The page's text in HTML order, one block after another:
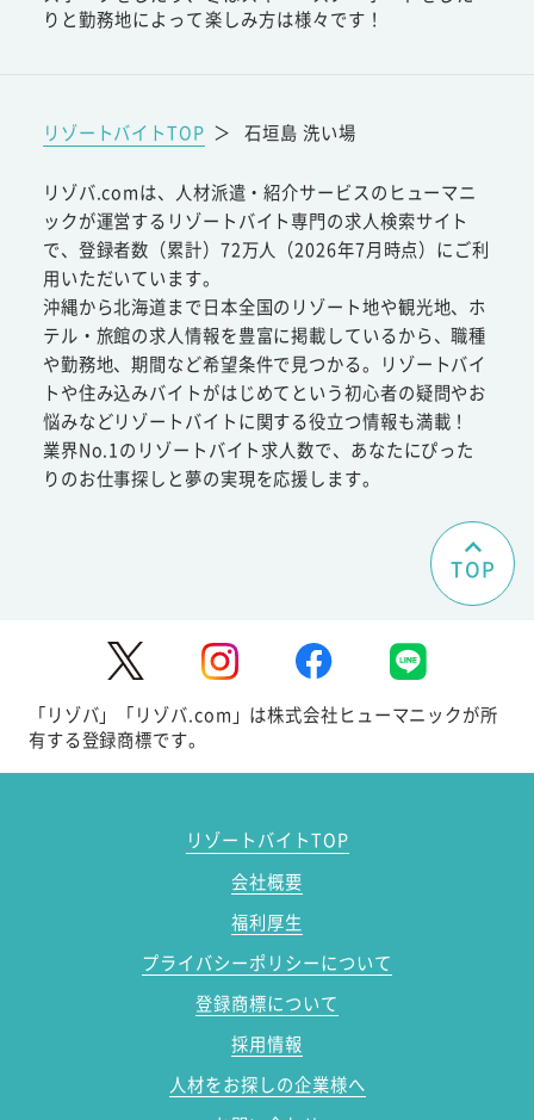
りと勤務地によって楽しみ方は様々です！
リゾートバイトTOP ＞ 石垣島 洗い場
リゾバ.comは、人材派遣・紹介サービスのヒューマニ
ックが運営するリゾートバイト専門の求人検索サイト
で、登録者数（累計）72万人（2026年7月時点）にご利
用いただいています。
沖縄から北海道まで日本全国のリゾート地や観光地、ホ
テル・旅館の求人情報を豊富に掲載しているから、職種
や勤務地、期間など希望条件で見つかる。リゾートバイ
トや住み込みバイトがはじめてという初心者の疑問やお
悩みなどリゾートバイトに関する役立つ情報も満載！
業界No.1のリゾートバイト求人数で、あなたにぴった
りのお仕事探しと夢の実現を応援します。
TOP
「リゾバ」「リゾバ.com」は株式会社ヒューマニックが所
有する登録商標です。
リゾートバイトTOP
会社概要
福利厚生
プライバシーポリシーについて
登録商標について
採用情報
人材をお探しの企業様へ